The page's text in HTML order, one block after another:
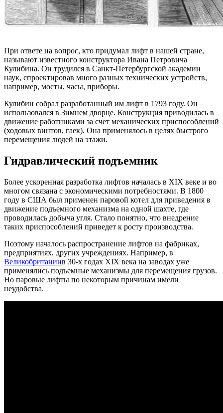
При ответе на вопрос, кто придумал лифт в нашей стране,
называют известного конструктора Ивана Петровича
Кулибина. Он трудился в Санкт-Петербургской академии
наук, спроектировав много разных технических устройств,
например, мосты, часы, приборы.
Кулибин собрал разработанный им лифт в 1793 году. Он
использовался в Зимнем дворце. Конструкция приводилась в
движение работниками за счет механических приспособлений
(ходовых винтов, гаек). Она применялось в целях быстрого
перемещения людей на этажи.
Гидравлический подъемник
Более ускоренная разработка лифтов началась в XIX веке и во
многом связана с экономическими потребностями. В 1800
году в США был применен паровой котел для приведения в
движение подъемного механизма на одной шахте, где
проводилась добыча угля. Стало понятно, что внедрение
таких приспособлений приведет к росту производства.
Поэтому началось распространение лифтов на фабриках,
предприятиях, других учреждениях. Например, в
Великобританиив 30-х годах XIX века на заводах уже
применялись подъемные механизмы для перемещения грузов.
Но паровые лифты по некоторым причинам имели
неудобства.